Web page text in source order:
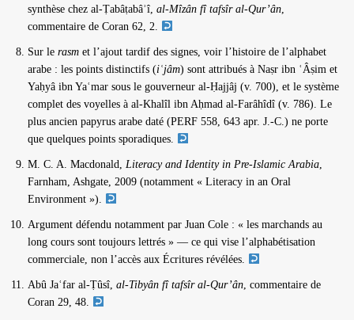
synthèse chez al-Ṭabâṭabâʾî, al-Mîzân fî tafsîr al-Qur’ân
commentaire de Coran 62, 2.
Sur le rasm et l’ajout tardif des signes, voir l’histoire de l’alphabet
arabe : les points distinctifs (iʿjâm) sont attribués à Naṣr ibn ʿÂṣim et
Yaḥyâ ibn Yaʿmar sous le gouverneur al-Ḥajjâj (v. 700), et le système
complet des voyelles à al-Khalîl ibn Aḥmad al-Farâhîdî (v. 786). Le
plus ancien papyrus arabe daté (PERF 558, 643 apr. J.-C.) ne porte
que quelques points sporadiques.
M. C. A. Macdonald, Literacy and Identity in Pre-Islamic Arabia
Farnham, Ashgate, 2009 (notamment « Literacy in an Oral
Environment »).
Argument défendu notamment par Juan Cole : « les marchands au
long cours sont toujours lettrés » — ce qui vise l’alphabétisation
commerciale, non l’accès aux Écritures révélées.
Abû Jaʿfar al-Ṭûsî, al-Tibyân fî tafsîr al-Qur’ân , commentaire de
Coran 29, 48.